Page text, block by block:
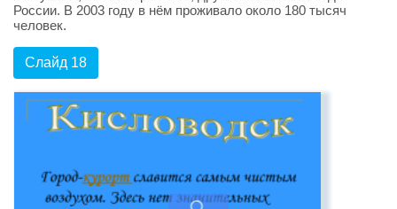
России. В 2003 году в нём проживало около 180 тысяч
человек.
Слайд 18